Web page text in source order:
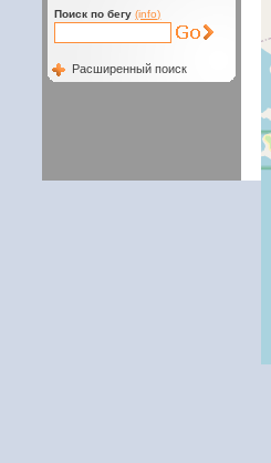
Поиск по бегу (info)
Расширенный поиск